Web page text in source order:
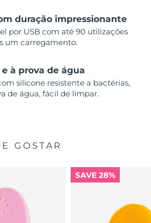
duração impressionante
por USB com até 90 utilizações
um carregamento.
à prova de água
silicone resistente a bactérias,
de água, fácil de limpar.
GOSTAR
SAVE 28%